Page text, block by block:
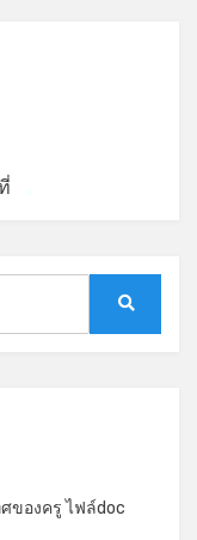
ของครู ไฟล์doc